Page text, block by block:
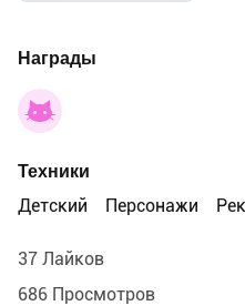
красоту русской девицы.
Награды
Техники
Детский
Персонажи
37 Лайков
686 Просмотров